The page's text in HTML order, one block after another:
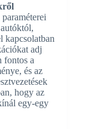
kapcsolatban
adj
fontos a
és az
hogy az
egy-egy